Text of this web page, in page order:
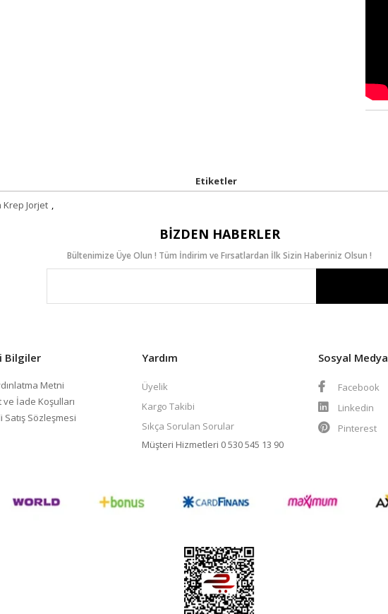
Etiketler
Krep Jorjet ,
BIZDEN HABERLER
Bültenimize Üye Olun ! Tüm İndirim ve Fırsatlardan İlk Sizin Haberiniz Olsun !
Bilgiler
Metni
ve İade Koşulları
Satış Sözleşmesi
Yardım
Üyelik
Kargo Takibi
Sıkça Sorulan Sorular
Müşteri Hizmetleri 0 530 545 13 90
Sosyal Medya
Facebook
Linkedin
Pinterest